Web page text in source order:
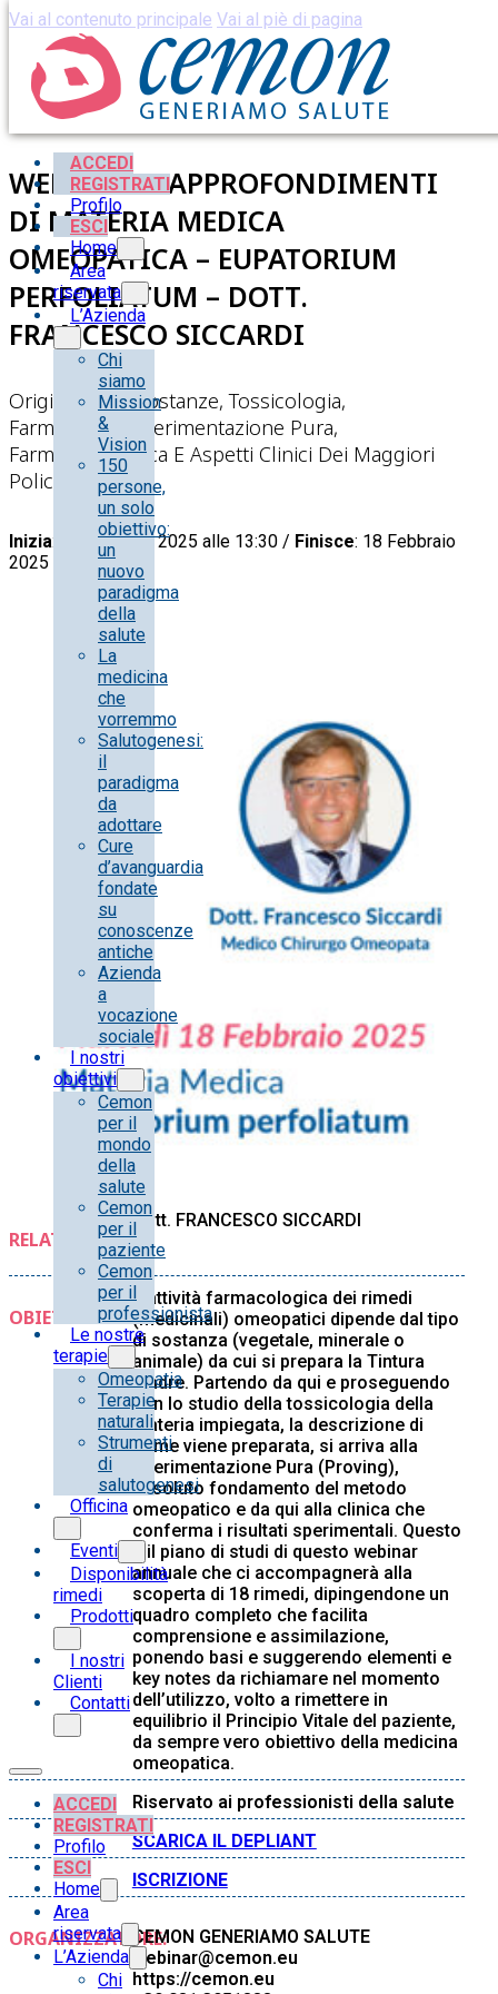
Vai al contenuto principale Vai al piè di pagina
ACCEDI
REGISTRATI
Profilo
ESCI
Home
Area
riservata
L’Azienda
Chi
siamo
Mission
&
Vision
150
persone,
un solo
obiettivo:
un
nuovo
paradigma
della
salute
La
medicina
che
vorremmo
Salutogenesi:
il
paradigma
da
adottare
Cure
d’avanguardia
fondate
su
conoscenze
antiche
Azienda
a
vocazione
sociale
I nostri
obiettivi
Cemon
per il
mondo
della
salute
Cemon
per il
paziente
Cemon
per il
professionista
Le nostre
terapie
Omeopatia
Terapie
naturali
Strumenti
di
salutogenesi
Officina
Eventi
Disponibilità
rimedi
Prodotti
I nostri
Clienti
Contatti
ACCEDI
REGISTRATI
Profilo
ESCI
Home
Area
riservata
L’Azienda
Chi
WEBINAR – APPROFONDIMENTI
DI MATERIA MEDICA
OMEOPATICA – EUPATORIUM
PERFOLIATUM – DOTT.
FRANCESCO SICCARDI
Origine Delle Sostanze, Tossicologia,
Farmacopea, Sperimentazione Pura,
Farmacodinamica E Aspetti Clinici Dei Maggiori
Policresti
Inizia: 18 Febbraio 2025 alle 13:30 / Finisce: 18 Febbraio
2025 alle 14:30
RELATORE/I:
Dott. FRANCESCO SICCARDI
OBIETTIVI:
L’attività farmacologica dei rimedi
(medicinali) omeopatici dipende dal tipo
di sostanza (vegetale, minerale o
animale) da cui si prepara la Tintura
Madre. Partendo da qui e proseguendo
con lo studio della tossicologia della
materia impiegata, la descrizione di
come viene preparata, si arriva alla
Sperimentazione Pura (Proving),
assoluto fondamento del metodo
omeopatico e da qui alla clinica che
conferma i risultati sperimentali. Questo
è il piano di studi di questo webinar
annuale che ci accompagnerà alla
scoperta di 18 rimedi, dipingendone un
quadro completo che facilita
comprensione e assimilazione,
ponendo basi e suggerendo elementi e
key notes da richiamare nel momento
dell’utilizzo, volto a rimettere in
equilibrio il Principio Vitale del paziente,
da sempre vero obiettivo della medicina
omeopatica.
Riservato ai professionisti della salute
SCARICA IL DEPLIANT
ISCRIZIONE
ORGANIZZATORE:CEMON GENERIAMO SALUTE
webinar@cemon.eu
https://cemon.eu